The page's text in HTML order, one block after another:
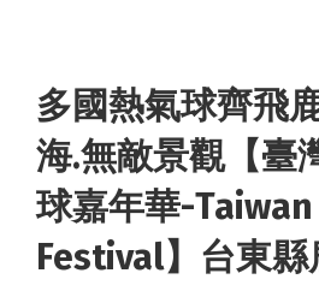
多國熱氣球齊飛
海.無敵景觀【臺
球嘉年華-
Festival】台東縣